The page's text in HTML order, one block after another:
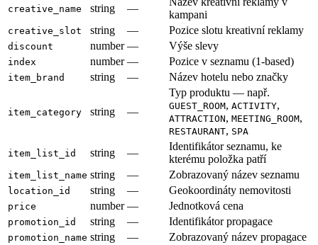
creative_name string —
kampani
creative_slot string — Pozice slotu kreativní reklamy
discount number — Výše slevy
index number — Pozice v seznamu (1-based)
item_brand string — Název hotelu nebo značky
item_category string —
Typ produktu — např.
GUEST_ROOM, ACTIVITY,
ATTRACTION, MEETING_ROOM,
RESTAURANT, SPA
item_list_id string —
Identifikátor seznamu, ke
kterému položka patří
item_list_name string — Zobrazovaný název seznamu
location_id string — Geokoordináty nemovitosti
price number — Jednotková cena
promotion_id string — Identifikátor propagace
promotion_name string — Zobrazovaný název propagace